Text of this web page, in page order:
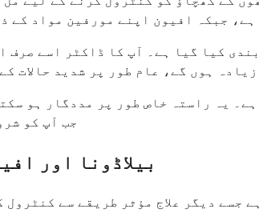
جبکہ افیون اپنے مورفین مواد کے
کیا گیا ہے۔ آپ کا ڈاکٹر اسے صرف
ہوں گے، عام طور پر شدید حالات
یہ راستہ خاص طور پر مددگار ہو
جب آپ کو
بیلاڈونا اور
دیگر علاج مؤثر طریقے سے